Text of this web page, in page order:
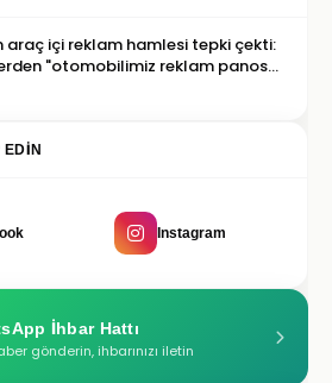
araç içi reklam hamlesi tepki çekti:
"otomobilimiz reklam panosu
Instagram
İhbar Hattı
gönderin, ihbarınızı iletin